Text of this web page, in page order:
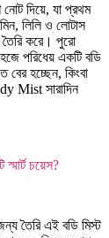
নোট দিয়ে, যা প্রথম
লিলি ও লোটাস
করে। পুরো
পরিধেয় একটি বডি
বের হচ্ছেন, কিংবা
Mist সারাদিন
চয়েস?
তৈরি এই বডি মিস্ট